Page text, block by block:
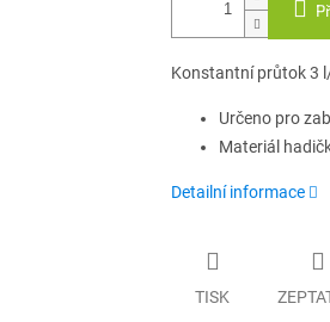
Konstantní průtok 3
Určeno pro
Materiál
Detailní informace
TISK